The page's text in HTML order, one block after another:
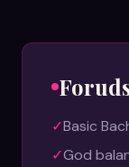
✓Basic
✓God